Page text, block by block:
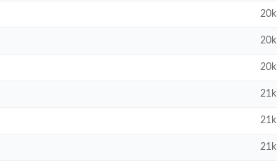
20k
20k
20k
21k
21k
21k